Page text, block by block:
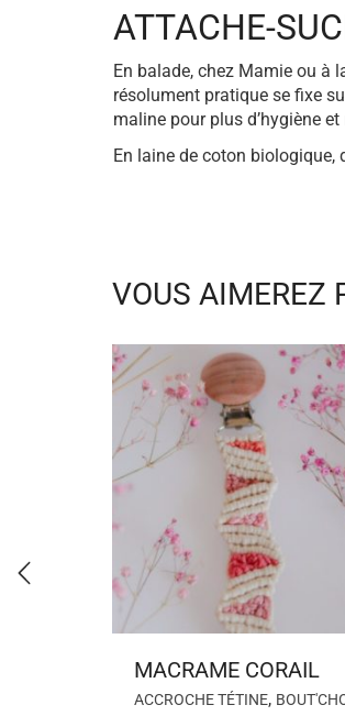
ATTACHE-
En balade, chez Mamie ou à
résolument pratique se fixe
maline pour plus d’hygiène
En laine de coton biologique,
VOUS AIMEREZ
MACRAME CORAIL
ACCROCHE TÉTINE,